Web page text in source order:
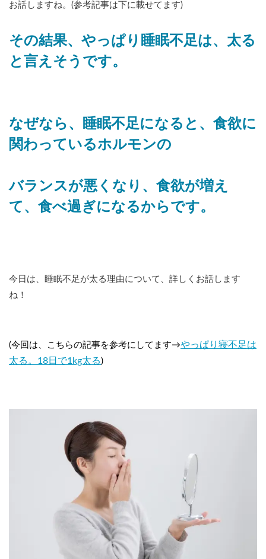
お話しますね。(参考記事は下に載せてます)
その結果、やっぱり睡眠不足は、太る
と言えそうです。
なぜなら、睡眠不足になると、食欲に
関わっているホルモンの
バランスが悪くなり、食欲が増え
て、食べ過ぎになるからです。
今日は、睡眠不足が太る理由について、詳しくお話します
ね！
(今回は、こちらの記事を参考にしてます→やっぱり寝不足は
太る。18日で1kg太る )